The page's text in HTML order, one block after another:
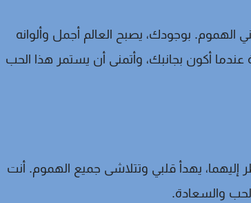
الهموم. بوجودك، يصبح العالم أجمل وألوانه
عندما أكون بجانبك، وأتمنى أن يستمر هذا الحب
إليهما، يهدأ قلبي وتتلاشى جميع الهموم. أنت
والسعادة.